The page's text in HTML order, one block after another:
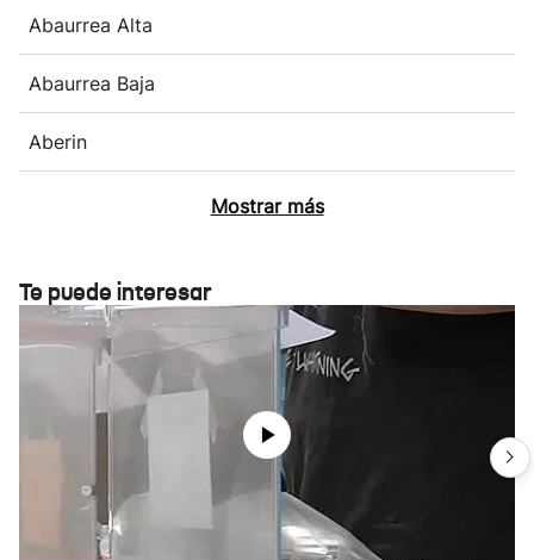
Abaurrea Alta
Abaurrea Baja
Aberin
Mostrar más
Te puede interesar